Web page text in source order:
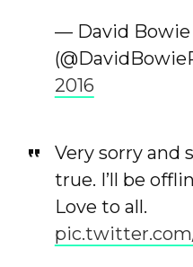
— David Bowie
2016
Very sorry and
true. I’ll be
Love to all.